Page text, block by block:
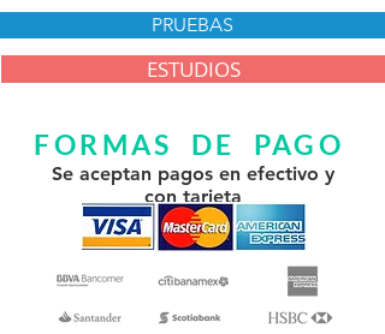
PRUEBAS
ESTUDIOS
FORMAS DE PAGO
Se aceptan pagos en efectivo y
con tarjeta